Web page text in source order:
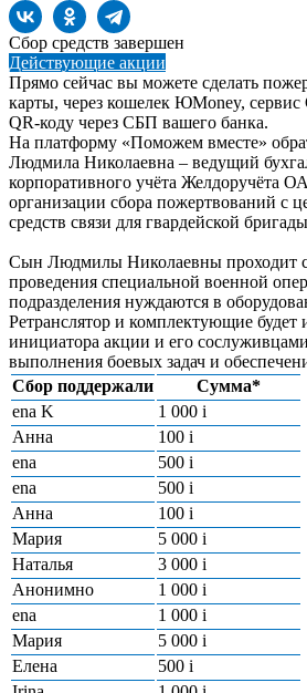
Сбор средств завершен
Действующие акции
Прямо сейчас вы можете сделать
карты, через кошелек ЮMoney,
QR-коду через СБП вашего банка.
На платформу «Поможем вместе»
Людмила Николаевна – ведущий
корпоративного учёта Желдоручёта
организации сбора пожертвований с
средств связи для гвардейской
Сын Людмилы Николаевны проходит
проведения специальной военной
подразделения нуждаются в
Ретранслятор и комплектующие будет
инициатора акции и его
выполнения боевых задач и
Сбор поддержали
Сумма*
ena K
1 000 i
Анна
100 i
ena
500 i
ena
500 i
Анна
100 i
Мария
5 000 i
Наталья
3 000 i
Анонимно
1 000 i
ena
1 000 i
Мария
5 000 i
Елена
500 i